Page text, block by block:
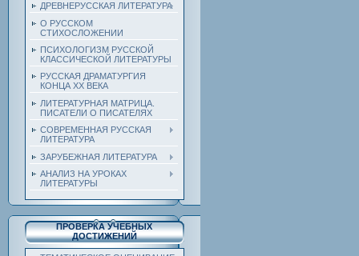
ДРЕВНЕРУССКАЯ ЛИТЕРАТУРА
О РУССКОМ
СТИХОСЛОЖЕНИИ
ПСИХОЛОГИЗМ РУССКОЙ
КЛАССИЧЕСКОЙ ЛИТЕРАТУРЫ
РУССКАЯ ДРАМАТУРГИЯ
КОНЦА ХХ ВЕКА
ЛИТЕРАТУРНАЯ МАТРИЦА.
ПИСАТЕЛИ О ПИСАТЕЛЯХ
СОВРЕМЕННАЯ РУССКАЯ
ЛИТЕРАТУРА
ЗАРУБЕЖНАЯ ЛИТЕРАТУРА
АНАЛИЗ НА УРОКАХ
ЛИТЕРАТУРЫ
ПРОВЕРКА УЧЕБНЫХ
ДОСТИЖЕНИЙ